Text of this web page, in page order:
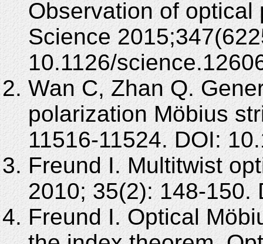
Observation of
Science
10.1126/
Wan C, Zhan Q.
polarization Möbius
11516-11524. DOI:
Freund I. Multitwist
2010; 35(2): 148-150.
Freund I. Optical